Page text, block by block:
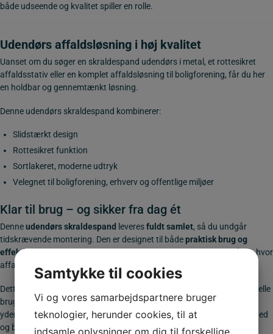
både udseende og kvalitet spiller en rolle.
Udendørs affaldsløsning i høj kvalitet
Uanset om du søger en skraldespand udendørs i metal, et rottesikret
affaldsstativ eller en komplet affaldsløsning til boligforening, får du her
en holdbar og gennemtænkt løsning.
Denne udendørs skraldespand kombinerer:
Slidstærkt design
Rottesikret funktion
Sortlakeret, moderne udtryk
Velegnet til boligforening, erhverv og offentlige miljøer
Klar til brug – og sikker fra dag ét
Denneudendørs skraldespand leveresfuldt samlet, så du undgår
tidskrævende montering. Den er designet til bådepraktisk brug og
effektiv beskyttelse mod skadedyr
– og er dermed ideel til områder, hvor
affald tiltrækker rotter og fugle.
Dette udendørs affaldsstativ er udviklet i samarbejde med professionelle
brugere, der dagligt arbejder med affaldshåndtering. Resultatet er et
yderst funktionelt og driftssikkert skraldespand, der forener holdbarhed
og brugervenlighed.
Samtykke til cookies
Vi og vores samarbejdspartnere bruger
teknologier, herunder cookies, til at
indsamle oplysninger om dig til forskellige